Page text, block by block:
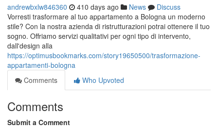
andrewbxlw846360 410 days ago News
Discuss
Vorresti trasformare al tuo appartamento a Bologna un moderno
stile? Con la nostra azienda di ristrutturazioni potrai ottenere il tuo
sogno. Offriamo servizi qualitativi per ogni tipo di intervento,
dall'design alla
https://optimusbookmarks.com/story19650500/trasformazione-
appartamenti-bologna
Comments
Who Upvoted
Comments
Submit a Comment